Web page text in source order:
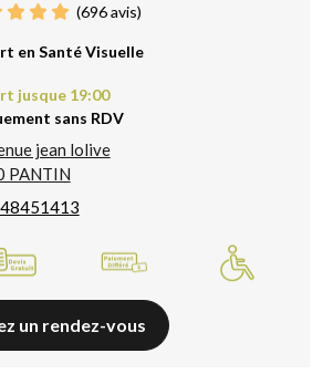
(696avis)
en Santé Visuelle
jusque 19:00
sans RDV
jean lolive
PANTIN
un rendez-vous